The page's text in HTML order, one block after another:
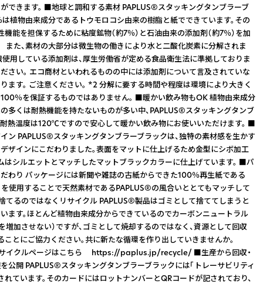
できます。 ■地球と調和する素材 PAPLUS®スタッキングタンブラーブ
植物由来成分であるトウモロコシ由来の樹脂と紙でできています。その
機能を担保するために粘度鉱物（約7％）と石油由来の添加剤（約7％）を加
また、素材の大部分は微生物の働きにより水と二酸化炭素に分解されま
使用している添加剤は、厚生労働省が定める食品衛生法に準拠しておりま
さい。 エコ商材といわれるものの中には添加剤について言及されていな
ます。 ご注意ください。 *2 分解に要する時間や程度は環境により大きく
％を保証するものではありません。 ■暖かい飲み物もOK 植物由来成分
多くは耐熱機能を持たないものが多い中、PAPLUS®スタッキングタンブ
熱温度は120℃ですので安心して暖かい飲み物にお使いいただけます。 ■
ン PAPLUS®スタッキングタンブラーブラックは、独特の素材感を生かす
ザインにこだわりました。表面をマットに仕上げるため金型にシボ加工
はシルエットとマッチしたマットブラックカラーに仕上げています。 ■パ
わり パッケージには新聞や雑誌の古紙からできた100％再生紙である
を使用することで天然素材であるPAPLUS®の風合いととてもマッチして
てるのではなくリサイクル PAPLUS®製品はゴミとして捨ててしまうと
ます。ほとんど植物由来成分からできているのでカーボンニュートラル
増加させない）ですが、ゴミとして焼却するのではなく、資源として回収
ことにご協力ください。共に新たな循環を作り出していきませんか。
イクルページはこちら https://paplus.jp/recycle/ ■生産から回収・
公開 PAPLUS®スタッキングタンブラーブラックには「トレーサビリティ
れています。そのカードにはロットナンバーとQRコードが記されており、